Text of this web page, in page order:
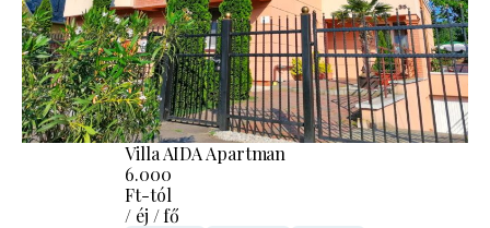
Villa AIDA Apartman
6.000
Ft-tól
/ éj / fő